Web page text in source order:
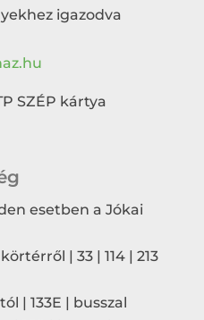
igazodva
SZÉP kártya
esetben a Jókai
| 33 | 114 | 213
| 133E | busszal